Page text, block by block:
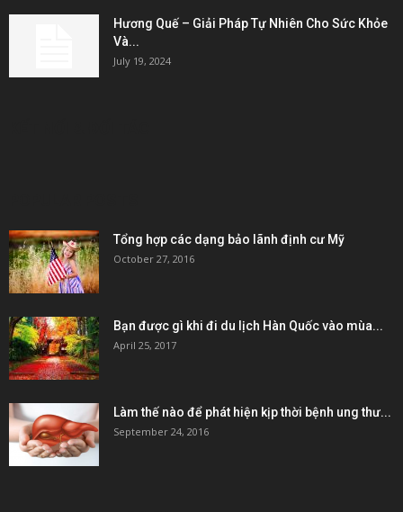
Hương Quế – Giải Pháp Tự Nhiên Cho Sức Khỏe
Và...
July 19, 2024
Tổng hợp các dạng bảo lãnh định cư Mỹ
October 27, 2016
Bạn được gì khi đi du lịch Hàn Quốc vào mùa...
April 25, 2017
Làm thế nào để phát hiện kịp thời bệnh ung thư...
September 24, 2016